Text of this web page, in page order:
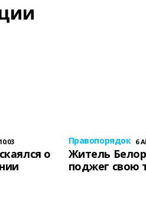
о
Правопорядок 6
Житель
поджег свою